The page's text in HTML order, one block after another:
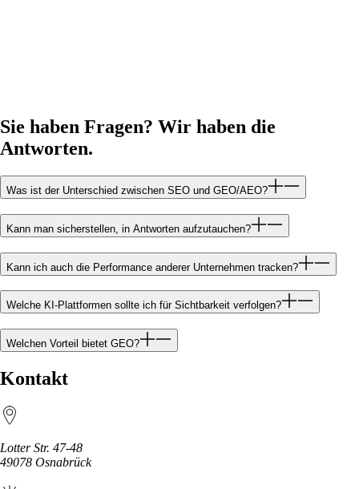
Sie haben Fragen? Wir haben die
Antworten.
Was ist der Unterschied zwischen SEO und GEO/AEO?
Kann man sicherstellen, in Antworten aufzutauchen?
Kann ich auch die Performance anderer Unternehmen tracken?
Welche KI-Plattformen sollte ich für Sichtbarkeit verfolgen?
Welchen Vorteil bietet GEO?
Kontakt
Lotter Str. 47-48
49078 Osnabrück